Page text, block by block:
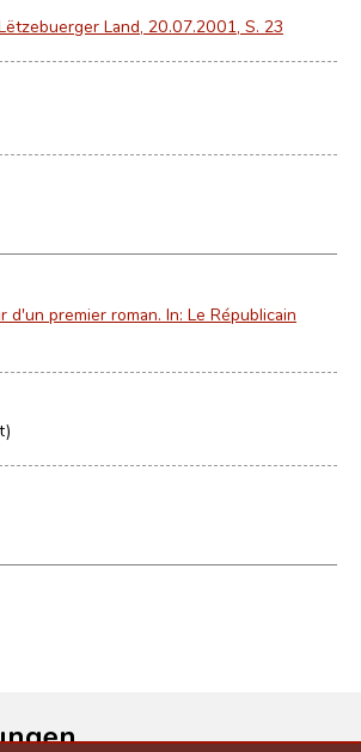
Land, 20.07.2001, S. 23
d'un premier roman. In: Le Républicain